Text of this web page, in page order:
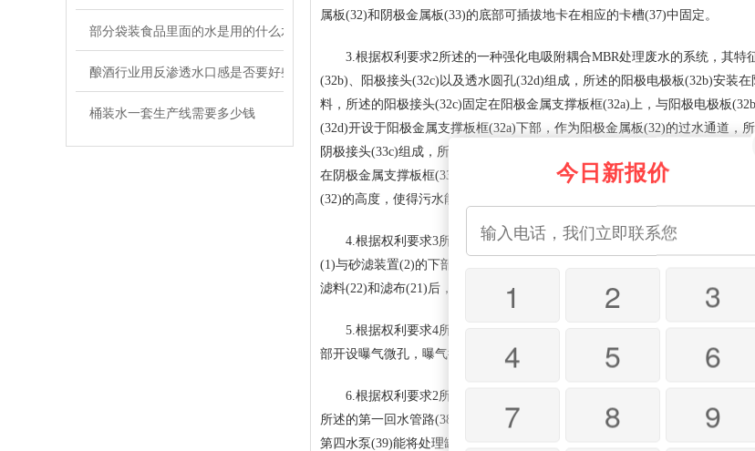
部分袋装食品里面的水是用的什么水
酿酒行业用反渗透水口感是否要好些
桶装水一套生产线需要多少钱
属板(32)和阴极金属板(33)的底部可插拔地卡在相应的卡槽(37)中固定。
3.根据权利要求2所述的一种强化电吸附耦合MBR处理废水的系统，其特
(32b)、阳极接头(32c)以及透水圆孔(32d)组成，所述的阳极电极板(32b)安装
料，所述的阳极接头(32c)固定在阳极金属支撑板框(32a)上，与阳极电极板
(32d)开设于阳极金属支撑板框(32a)下部，作为阳极金属板(32)的过水通道，
阴极接头(33c)组成，所述的阴极电极板(33b)安装在阴极金属支撑板框(33a)
在阴极金属支撑板框(33a)上，与阴极电极板(33b)连接，阴极接头(33c)还与
(32)的高度，使得污水能从阴极金属板(33)上端漫过。
4.根据权利要求3所述的一种强化电吸附耦合MBR处理废水的系统，其特
(1)与砂滤装置(2)的下部连通，滤料(22)放置于砂滤装置(2)中，滤布(21)固定
滤料(22)和滤布(21)后，进入前连接管(31a)。
5.根据权利要求4所述的一种强化电吸附耦合MBR处理废水的系统，其特
部开设曝气微孔，曝气微孔与曝气机(42)连接，所述的曝气机(42)能经曝气微
6.根据权利要求2所述的一种强化电吸附耦合MBR处理废水的系统，其特
所述的第一回水管路(38)一端连接处理罐(31)后端，另一端连接在处理罐
第四水泵(39)能将处理罐(31)后端出水经第一回水管路(38)泵回处理罐(31)中
今日新报价
1 2
3
4
5
6
7
8 9